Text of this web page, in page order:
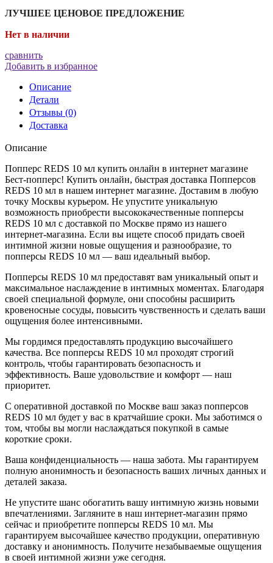
ЛУЧШЕЕ ЦЕНОВОЕ ПРЕДЛОЖЕНИЕ
Нет в наличии
сравнить
Добавить в избранное
Описание
Детали
Отзывы (0)
Доставка
Описание
Попперс REDS 10 мл купить онлайн в интернет магазине
Бест-попперс! Купить онлайн, быстрая доставка Попперсов
REDS 10 мл в нашем интернет магазине. Доставим в любую
точку Москвы курьером. Не упустите уникальную
возможность приобрести высококачественные попперсы
REDS 10 мл с доставкой по Москве прямо из нашего
интернет-магазина. Если вы ищете способ придать своей
интимной жизни новые ощущения и разнообразие, то
попперсы REDS 10 мл — ваш идеальный выбор.
Попперсы REDS 10 мл предоставят вам уникальный опыт и
максимальное наслаждение в интимных моментах. Благодаря
своей специальной формуле, они способны расширить
кровеносные сосуды, повысить чувственность и сделать ваши
ощущения более интенсивными.
Мы гордимся предоставлять продукцию высочайшего
качества. Все попперсы REDS 10 мл проходят строгий
контроль, чтобы гарантировать безопасность и
эффективность. Ваше удовольствие и комфорт — наш
приоритет.
С оперативной доставкой по Москве ваш заказ попперсов
REDS 10 мл будет у вас в кратчайшие сроки. Мы заботимся о
том, чтобы вы могли наслаждаться покупкой в самые
короткие сроки.
Ваша конфиденциальность — наша забота. Мы гарантируем
полную анонимность и безопасность ваших личных данных и
деталей заказа.
Не упустите шанс обогатить вашу интимную жизнь новыми
впечатлениями. Загляните в наш интернет-магазин прямо
сейчас и приобретите попперсы REDS 10 мл. Мы
гарантируем высочайшее качество продукции, оперативную
доставку и анонимность. Получите незабываемые ощущения
в своей интимной жизни уже сегодня.